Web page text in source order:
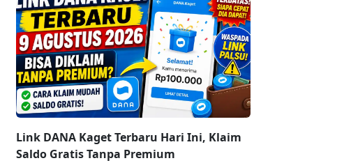
Link DANA Kaget Terbaru Hari Ini, Klaim
Saldo Gratis Tanpa Premium